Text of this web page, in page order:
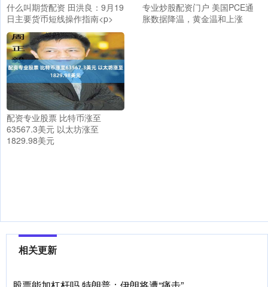
什么叫期货配资 田洪良：9月19
日主要货币短线操作指南<p>
专业炒股配资门户 美国PCE通
胀数据降温，黄金温和上涨
配资专业股票 比特币涨至
63567.3美元 以太坊涨至
1829.98美元
相关更新